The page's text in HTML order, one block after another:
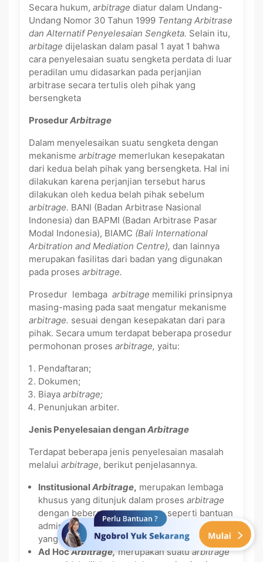
Secara hukum, arbitrage diatur dalam Undang-
Undang Nomor 30 Tahun 1999 Tentang Arbitrase
dan Alternatif Penyelesaian Sengketa. Selain itu,
arbitage dijelaskan dalam pasal 1 ayat 1 bahwa
cara penyelesaian suatu sengketa perdata di luar
peradilan umu didasarkan pada perjanjian
arbitrase secara tertulis oleh pihak yang
bersengketa
ProsedurArbitrage
Dalam menyelesaikan suatu sengketa dengan
mekanisme arbitrage memerlukan kesepakatan
dari kedua belah pihak yang bersengketa. Hal ini
dilakukan karena perjanjian tersebut harus
dilakukan oleh kedua belah pihak sebelum
arbitrage. BANI (Badan Arbitrase Nasional
Indonesia) dan BAPMI (Badan Arbitrase Pasar
Modal Indonesia), BIAMC (Bali International
Arbitration and Mediation Centre), dan lainnya
merupakan fasilitas dari badan yang digunakan
pada proses arbitrage.
Prosedur lembaga arbitrage memiliki prinsipnya
masing-masing pada saat mengatur mekanisme
arbitrage. sesuai dengan kesepakatan dari para
pihak. Secara umum terdapat beberapa prosedur
permohonan proses arbitrage, yaitu:
Pendaftaran;
Dokumen;
Biaya arbitrage;
Penunjukan arbiter.
Jenis Penyelesaian denganArbitrage
Terdapat beberapa jenis penyelesaian masalah
melalui arbitrage, berikut penjelasannya.
InstitusionalArbitrage, merupakan lembaga
khusus yang ditunjuk dalam proses arbitrage
dengan beberapa keuntungan, seperti bantuan
administratif, aturan ditetapkan, dan proses
yang tepat waktu.
Ad HocArbitrage, merupakan suatuarbitrage